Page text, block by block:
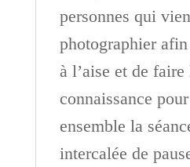
personnes qui
photographier
à l’aise et de faire
connaissance
ensemble la
intercalée de